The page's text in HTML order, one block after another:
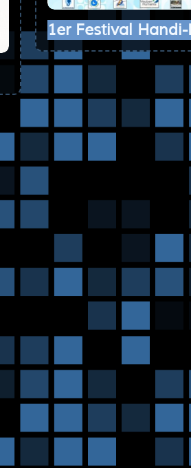
1er Festival Handi-